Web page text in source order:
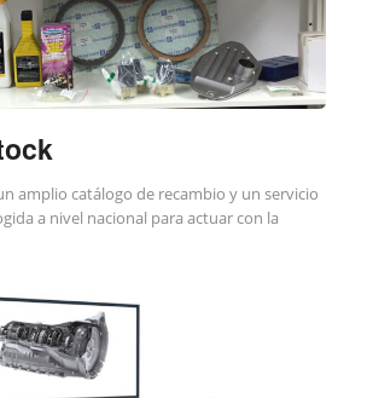
amplio catálogo de recambio y un servicio
a nivel nacional para actuar con la